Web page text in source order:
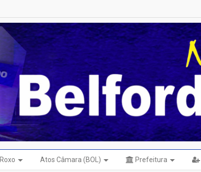
Atos Câmara (BOL) Prefeitura